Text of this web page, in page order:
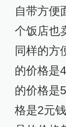
自带方便
个饭店也
同样的方
的价格是
的价格是
格是2元